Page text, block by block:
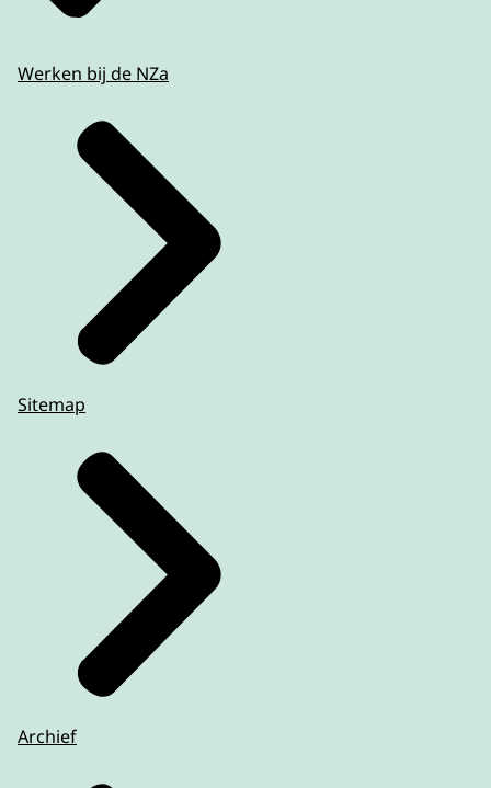
Werken bij de NZa
Sitemap
Archief